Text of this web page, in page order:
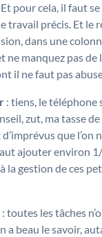
pour cela, il faut
travail précis. Et le
dans une
ne manquez pas de
il ne faut pas
: tiens, le téléphone
zut, ma tasse
que l’on
ajouter environ
la gestion de ces
: toutes les tâches
a beau le savoir,